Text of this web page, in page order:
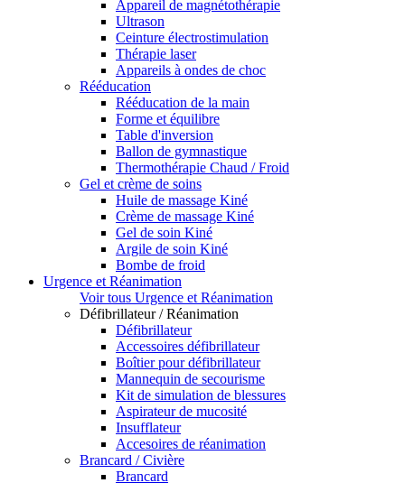
Appareil de magnétothérapie
Ultrason
Ceinture électrostimulation
Thérapie laser
Appareils à ondes de choc
Rééducation
Rééducation de la main
Forme et équilibre
Table d'inversion
Ballon de gymnastique
Thermothérapie Chaud / Froid
Gel et crème de soins
Huile de massage Kiné
Crème de massage Kiné
Gel de soin Kiné
Argile de soin Kiné
Bombe de froid
Urgence et Réanimation
Voir tous Urgence et Réanimation
Défibrillateur / Réanimation
Défibrillateur
Accessoires défibrillateur
Boîtier pour défibrillateur
Mannequin de secourisme
Kit de simulation de blessures
Aspirateur de mucosité
Insufflateur
Accesoires de réanimation
Brancard / Civière
Brancard